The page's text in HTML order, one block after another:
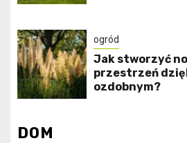
ogród
Jak stworzyć
przestrzeń
ozdobnym?
DOM